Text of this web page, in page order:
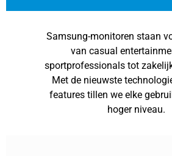
Samsung-monitoren staan
van casual
sportprofessionals tot
Met de nieuwste
features tillen we elke
hoger niveau.